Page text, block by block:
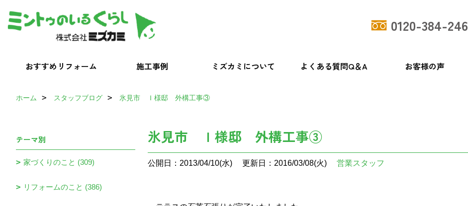
0120-384-246
おすすめリフォーム 施工事例 ミズカミについて よくある質問Q＆A お客様の声
ホーム スタッフブログ 氷見市 Ｉ様邸 外構工事③
氷見市 Ｉ様邸 外構工事③
公開日：2013/04/10(水) 更新日：2016/03/08(火) 営業スタッフ
テーマ別
家づくりのこと (309)
リフォームのこと (386)